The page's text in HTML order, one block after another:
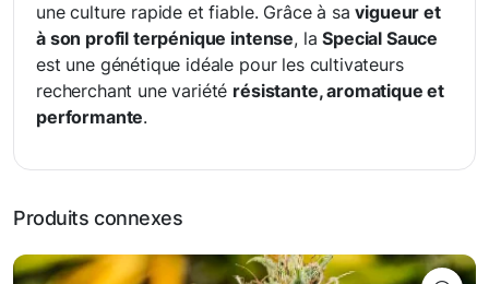
une culture rapide et fiable. Grâce à savigueur et
à son profil terpénique intense, laSpecial Sauce
est une génétique idéale pour les cultivateurs
recherchant une variété résistante, aromatique et
performante.
Produits connexes